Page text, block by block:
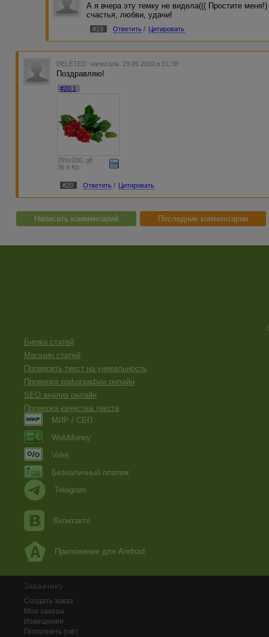
А я вчера эту темку не видела((( Простите
счастья, любви, удачи!
#19 Ответить / Цитировать
DELETED написала 29.09.2010 в 01:38
Поздравляю!
#20.1
299x200, gif
36.4 Kb
#20 Ответить / Цитировать
Написать комментарий Последние комментарии
Биржа статей
Магазин статей
Проверить текст на уникальность
Проверка орфографии онлайн
SEO анализ онлайн
Проверка качества текста
МИР / СБП
WebMoney
Volet
Безналичный платеж
Telegram
Вконтакте
Приложение для Android
Заказчику
Создать заказ
Мои заказы
Извещения
Пополнить счёт